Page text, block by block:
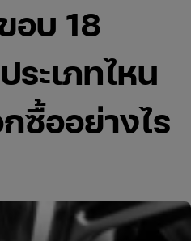
อบ 18
ระเภทไหน
ซื้ออย่างไร